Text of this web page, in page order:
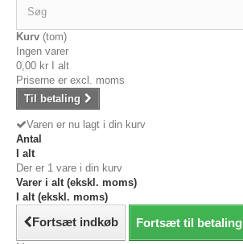
Kurv (tom)
Ingen varer
0,00 kr
I alt
Priserne er excl. moms
Til betaling
Varen er nu lagt i din kurv
Antal
I alt
Der er 1 vare i din kurv
Varer i alt (ekskl. moms)
I alt (ekskl. moms)
Fortsæt indkøb Fortsæt til betaling